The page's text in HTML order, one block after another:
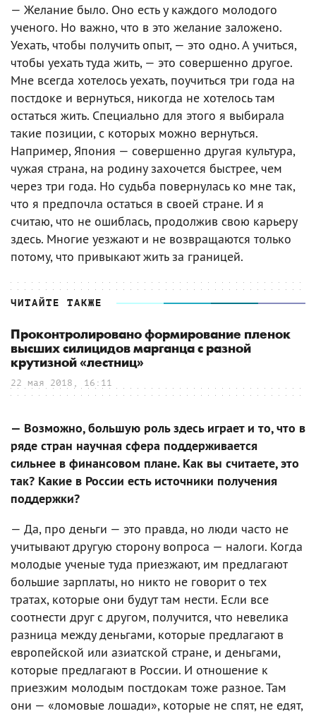
— Желание было. Оно есть у каждого молодого
ученого. Но важно, что в это желание заложено.
Уехать, чтобы получить опыт, — это одно. А учиться,
чтобы уехать туда жить, — это совершенно другое.
Мне всегда хотелось уехать, поучиться три года на
постдоке и вернуться, никогда не хотелось там
остаться жить. Специально для этого я выбирала
такие позиции, с которых можно вернуться.
Например, Япония — совершенно другая культура,
чужая страна, на родину захочется быстрее, чем
через три года. Но судьба повернулась ко мне так,
что я предпочла остаться в своей стране. И я
считаю, что не ошиблась, продолжив свою карьеру
здесь. Многие уезжают и не возвращаются только
потому, что привыкают жить за границей.
ЧИТАЙТЕ ТАКЖЕ
Проконтролировано формирование пленок
высших силицидов марганца с разной
крутизной «лестниц»
22 мая 2018, 16:11
— Возможно, большую роль здесь играет и то, что в
ряде стран научная сфера поддерживается
сильнее в финансовом плане. Как вы считаете, это
так? Какие в России есть источники получения
поддержки?
— Да, про деньги — это правда, но люди часто не
учитывают другую сторону вопроса — налоги. Когда
молодые ученые туда приезжают, им предлагают
большие зарплаты, но никто не говорит о тех
тратах, которые они будут там нести. Если все
соотнести друг с другом, получится, что невелика
разница между деньгами, которые предлагают в
европейской или азиатской стране, и деньгами,
которые предлагают в России. И отношение к
приезжим молодым постдокам тоже разное. Там
они — «ломовые лошади», которые не спят, не едят,